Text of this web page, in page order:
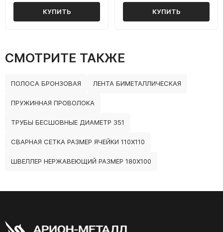
КУПИТЬ КУПИТЬ
СМОТРИТЕ ТАКЖЕ
ПОЛОСА БРОНЗОВАЯ ЛЕНТА БИМЕТАЛЛИЧЕСКАЯ
ПРУЖИННАЯ ПРОВОЛОКА
ТРУБЫ БЕСШОВНЫЕ ДИАМЕТР 351
СВАРНАЯ СЕТКА РАЗМЕР ЯЧЕЙКИ 110Х110
ШВЕЛЛЕР НЕРЖАВЕЮЩИЙ РАЗМЕР 180Х100